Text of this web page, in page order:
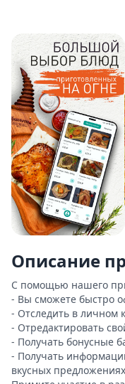
Описание
С помощью нашего
- Вы сможете быстро
- Отследить в личном
- Отредактировать
- Получать бонусные
- Получать
вкусных